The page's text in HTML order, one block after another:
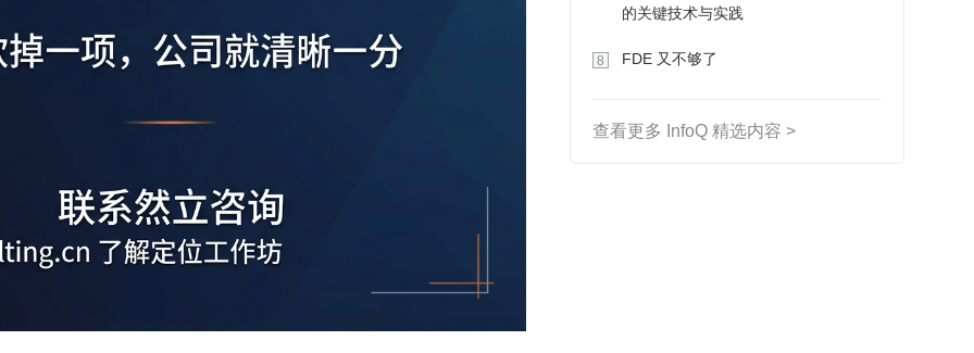
的关键技术与实践
8 FDE 又不够了
查看更多 InfoQ 精选内容 >